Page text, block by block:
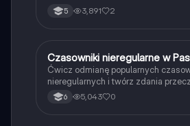
5 3,891 2
CJęzyk angielski
Czasowniki nieregularne w
Ćwicz odmianę popularnych
nieregularnych i twórz zdania
didn't w czasie Past Simple.
6 5,043 0